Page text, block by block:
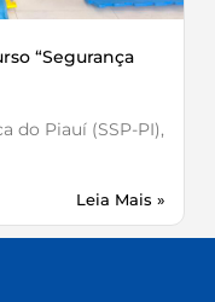
“Segurança
do Piauí (SSP-PI),
Leia Mais »